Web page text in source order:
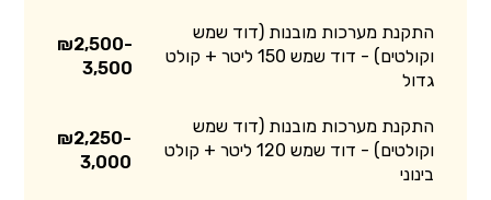
התקנת מערכות מובנות (דוד שמש
וקולטים) - דוד שמש 150 ליטר + קולט
גדול
₪2,500-
3,500
התקנת מערכות מובנות (דוד שמש
וקולטים) - דוד שמש 120 ליטר + קולט
בינוני
₪2,250-
3,000